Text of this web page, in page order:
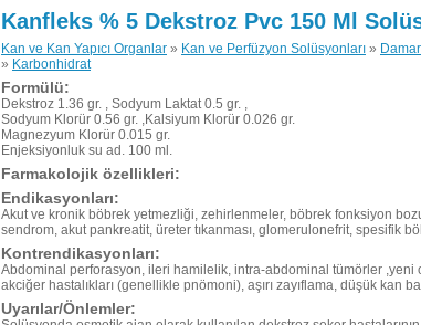
Kanfleks % 5 Dekstroz Pvc 150 Ml
Kan ve Kan Yapıcı Organlar » Kan ve Perfüzyon Solüsyonları »
» Karbonhidrat
Formülü:
Dekstroz 1.36 gr. , Sodyum Laktat 0.5 gr. ,
Sodyum Klorür 0.56 gr. ,Kalsiyum Klorür 0.026 gr.
Magnezyum Klorür 0.015 gr.
Enjeksiyonluk su ad. 100 ml.
Farmakolojik özellikleri:
Endikasyonları:
Akut ve kronik böbrek yetmezliği, zehirlenmeler, böbrek fonksiyon
sendrom, akut pankreatit, üreter tıkanması, glomerulonefrit, spesifik
Kontrendikasyonları:
Abdominal perforasyon, ileri hamilelik, intra-abdominal tümörler ,yeni
akciğer hastalıkları (genellikle pnömoni), aşırı zayıflama, düşük kan
Uyarılar/Önlemler: